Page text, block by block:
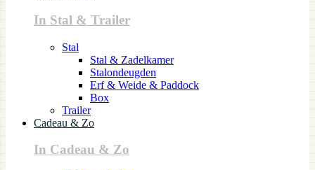
In Stal & Trailer
Stal
Stal & Zadelkamer
Stalondeugden
Erf & Weide & Paddock
Box
Trailer
Cadeau & Zo
In Cadeau & Zo